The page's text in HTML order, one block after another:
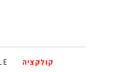
קולקציה